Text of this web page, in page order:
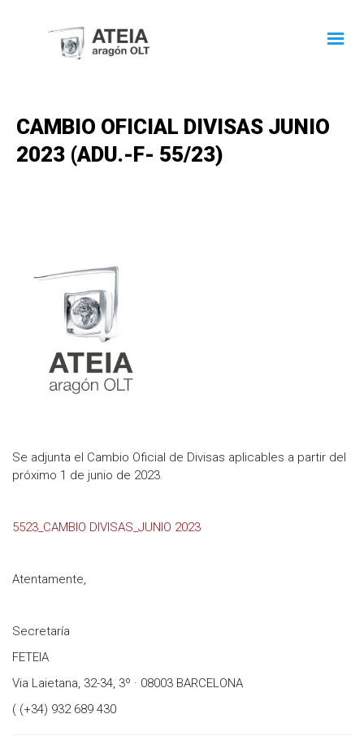
CAMBIO OFICIAL DIVISAS JUNIO
2023 (ADU.-F- 55/23)
Se adjunta el Cambio Oficial de Divisas aplicables a partir del
próximo 1 de junio de 2023.
5523_CAMBIO DIVISAS_JUNIO 2023
Atentamente,
Secretaría
FETEIA
Via Laietana, 32-34, 3º · 08003 BARCELONA
( (+34) 932 689 430